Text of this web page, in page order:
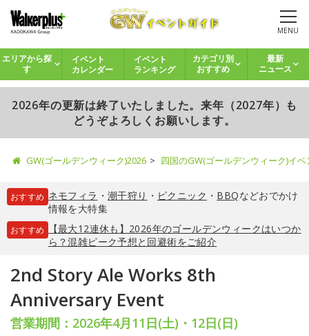
MENU
エリアから探
す
イベント
カレンダー
イベント
ランキング
カテゴリ別
おすすめ
最新
ニュース
2026年の更新は終了いたしました。来年（2027年）も
どうぞよろしくお願いします。
GW(ゴールデンウィーク)2026 四国のGW(ゴールデンウィーク)イ
おすすめ ネモフィラ ・ 潮干狩り ・ ピクニック ・ BBQなどおでかけ
情報を大特集
おすすめ
【最大12連休も】2026年のゴールデンウィークはいつか
ら？混雑ピーク予想と回避術をご紹介
2nd Story Ale Works 8th
Anniversary Event
営業期間：2026年4月11日(土)・12日(日)